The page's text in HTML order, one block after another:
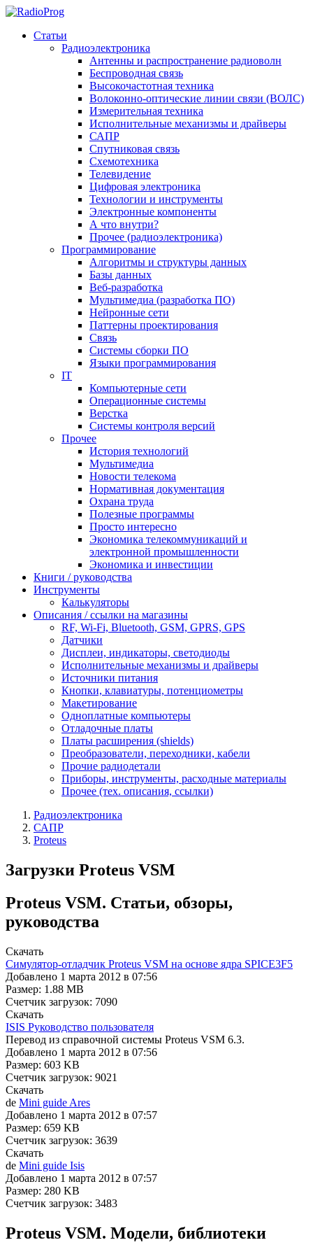
Статьи
Радиоэлектроника
Антенны и распространение радиоволн
Беспроводная связь
Высокочастотная техника
Волоконно-оптические линии связи (ВОЛС)
Измерительная техника
Исполнительные механизмы и драйверы
САПР
Спутниковая связь
Схемотехника
Телевидение
Цифровая электроника
Технологии и инструменты
Электронные компоненты
А что внутри?
Прочее (радиоэлектроника)
Программирование
Алгоритмы и структуры данных
Базы данных
Веб-разработка
Мультимедиа (разработка ПО)
Нейронные сети
Паттерны проектирования
Связь
Системы сборки ПО
Языки программирования
IT
Компьютерные сети
Операционные системы
Верстка
Системы контроля версий
Прочее
История технологий
Мультимедиа
Новости телекома
Нормативная документация
Охрана труда
Полезные программы
Просто интересно
Экономика телекоммуникаций и
электронной промышленности
Экономика и инвестиции
Книги / руководства
Инструменты
Калькуляторы
Описания / ссылки на магазины
RF, Wi-Fi, Bluetooth, GSM, GPRS, GPS
Датчики
Дисплеи, индикаторы, светодиоды
Исполнительные механизмы и драйверы
Источники питания
Кнопки, клавиатуры, потенциометры
Макетирование
Одноплатные компьютеры
Отладочные платы
Платы расширения (shields)
Преобразователи, переходники, кабели
Прочие радиодетали
Приборы, инструменты, расходные материалы
Прочее (тех. описания, ссылки)
Радиоэлектроника
САПР
Proteus
Загрузки Proteus VSM
Proteus VSM. Статьи, обзоры,
руководства
Cкачать
Симулятор-отладчик Proteus VSM на основе ядра SPICE3F5
Добавлено 1 марта 2012 в 07:56
Размер: 1.88 MB
Счетчик загрузок: 7090
Cкачать
ISIS Руководство пользователя
Перевод из справочной системы Proteus VSM 6.3.
Добавлено 1 марта 2012 в 07:56
Размер: 603 KB
Счетчик загрузок: 9021
Cкачать
de Mini guide Ares
Добавлено 1 марта 2012 в 07:57
Размер: 659 KB
Счетчик загрузок: 3639
Cкачать
de Mini guide Isis
Добавлено 1 марта 2012 в 07:57
Размер: 280 KB
Счетчик загрузок: 3483
Proteus VSM. Модели, библиотеки